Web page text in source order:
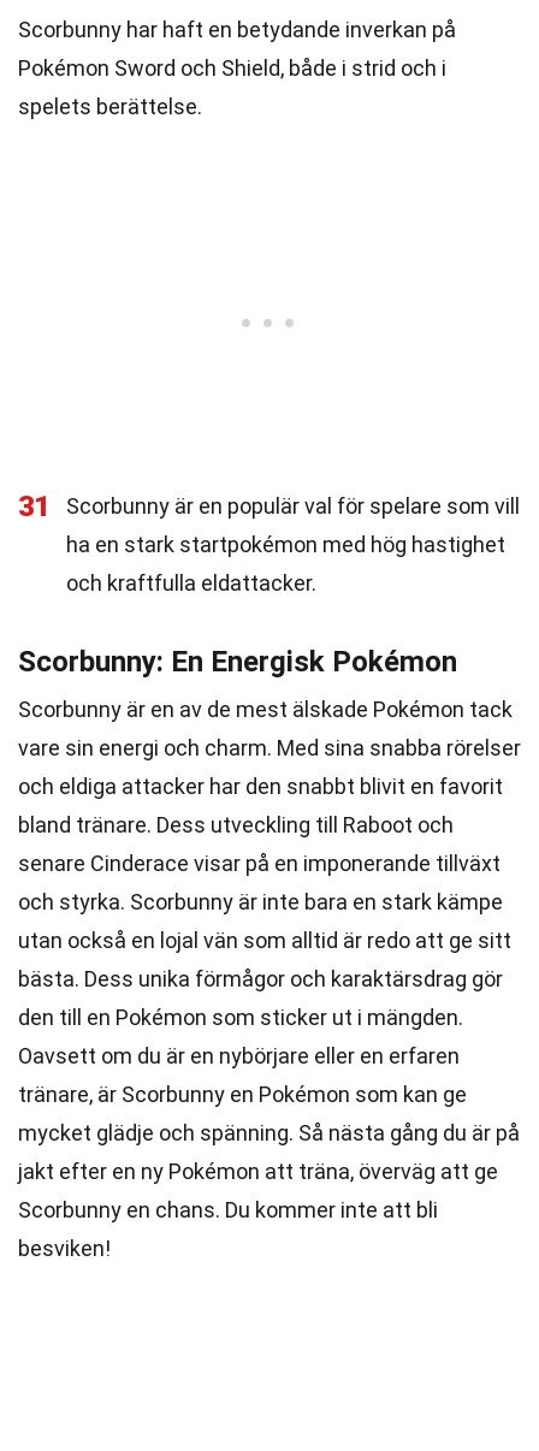
Scorbunny har haft en betydande inverkan på
Pokémon Sword och Shield, både i strid och i
spelets berättelse.
31
Scorbunny är en populär val för spelare som vill
ha en stark startpokémon med hög hastighet
och kraftfulla eldattacker.
Scorbunny: En Energisk Pokémon
Scorbunny är en av de mest älskade Pokémon tack
vare sin energi och charm. Med sina snabba rörelser
och eldiga attacker har den snabbt blivit en favorit
bland tränare. Dess utveckling till Raboot och
senare Cinderace visar på en imponerande tillväxt
och styrka. Scorbunny är inte bara en stark kämpe
utan också en lojal vän som alltid är redo att ge sitt
bästa. Dess unika förmågor och karaktärsdrag gör
den till en Pokémon som sticker ut i mängden.
Oavsett om du är en nybörjare eller en erfaren
tränare, är Scorbunny en Pokémon som kan ge
mycket glädje och spänning. Så nästa gång du är på
jakt efter en ny Pokémon att träna, överväg att ge
Scorbunny en chans. Du kommer inte att bli
besviken!